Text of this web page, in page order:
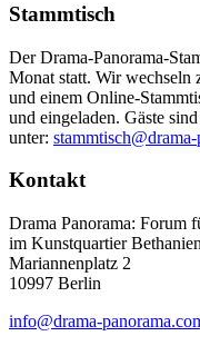
Stammtisch
Der Drama-Panorama-
Monat statt. Wir wechseln
und einem Online-
und eingeladen. Gäste
unter:
Kontakt
Drama Panorama: Forum
im Kunstquartier Bethanien
Mariannenplatz 2
10997 Berlin
info@drama-